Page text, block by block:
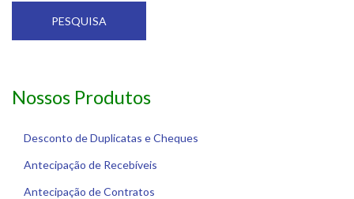
PESQUISA
Nossos Produtos
Desconto de Duplicatas e Cheques
Antecipação de Recebíveis
Antecipação de Contratos